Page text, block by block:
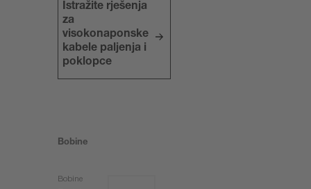
Istražite rješenja
za
visokonaponske
kabele paljenja i
poklopce
Bobine
Bobine